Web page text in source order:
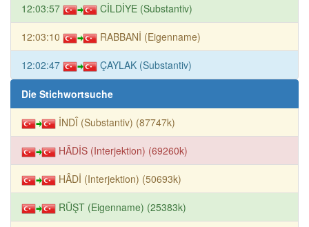
12:03:57 CİLDİYE (Substantiv)
12:03:10 RABBANİ (Eigenname)
12:02:47 ÇAYLAK (Substantiv)
Die Stichwortsuche
İNDÎ (Substantiv) (87747k)
HÂDİS (Interjektion) (69260k)
HÂDİ (Interjektion) (50693k)
RÜŞT (Eigenname) (25383k)